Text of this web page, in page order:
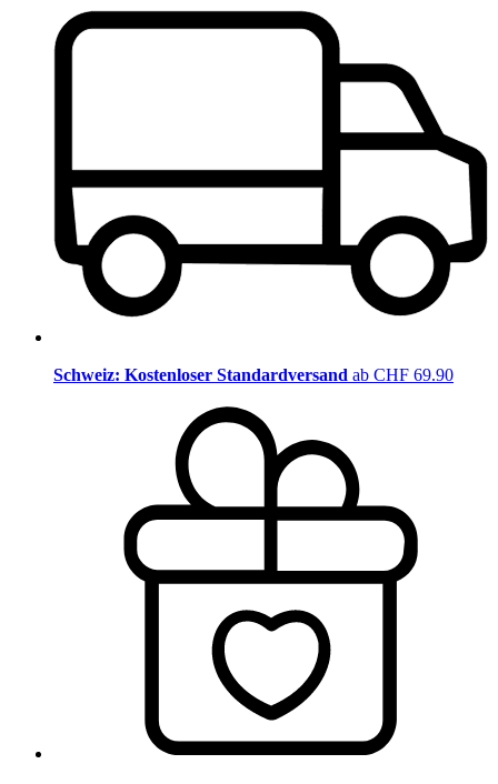
Schweiz: Kostenloser Standardversand ab CHF 69.90